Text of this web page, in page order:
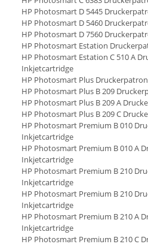
HP Photosmart D 5445
HP Photosmart D 5460
HP Photosmart D 7560
HP Photosmart Estation
HP Photosmart Estation C 510 A
Inkjetcartridge
HP Photosmart Plus
HP Photosmart Plus B 209
HP Photosmart Plus B 209 A
HP Photosmart Plus B 209 C
HP Photosmart Premium B 010
Inkjetcartridge
HP Photosmart Premium B 010 A
Inkjetcartridge
HP Photosmart Premium B 210
Inkjetcartridge
HP Photosmart Premium B 210
Inkjetcartridge
HP Photosmart Premium B 210 A
Inkjetcartridge
HP Photosmart Premium B 210 C